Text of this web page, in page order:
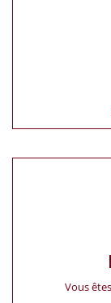
Vous